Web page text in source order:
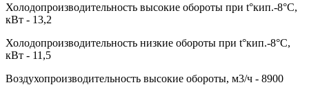
Холодопроизводительность высокие обороты при t°кип.-8°С,
кВт - 13,2
Холодопроизводительность низкие обороты при t°кип.-8°С,
кВт - 11,5
Воздухопроизводительность высокие обороты, м3/ч - 8900